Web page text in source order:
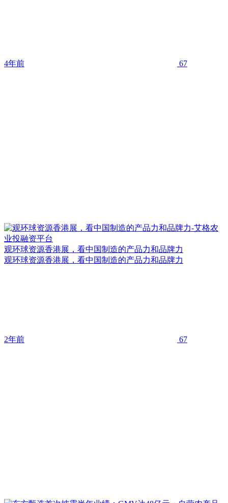
4年前 67
观环球资源香港展，看中国制造的产品力和品牌力
观环球资源香港展，看中国制造的产品力和品牌力
2年前 67